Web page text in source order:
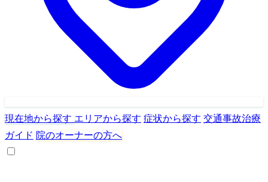
現在地から探す エリアから探す 症状から探す 交通事故治療
ガイド 院のオーナーの方へ